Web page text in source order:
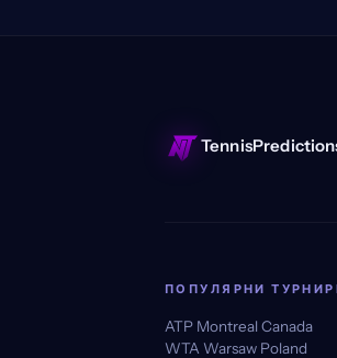
ПОПУЛЯРНИ
ATP Montreal Canada
WTA Warsaw Poland